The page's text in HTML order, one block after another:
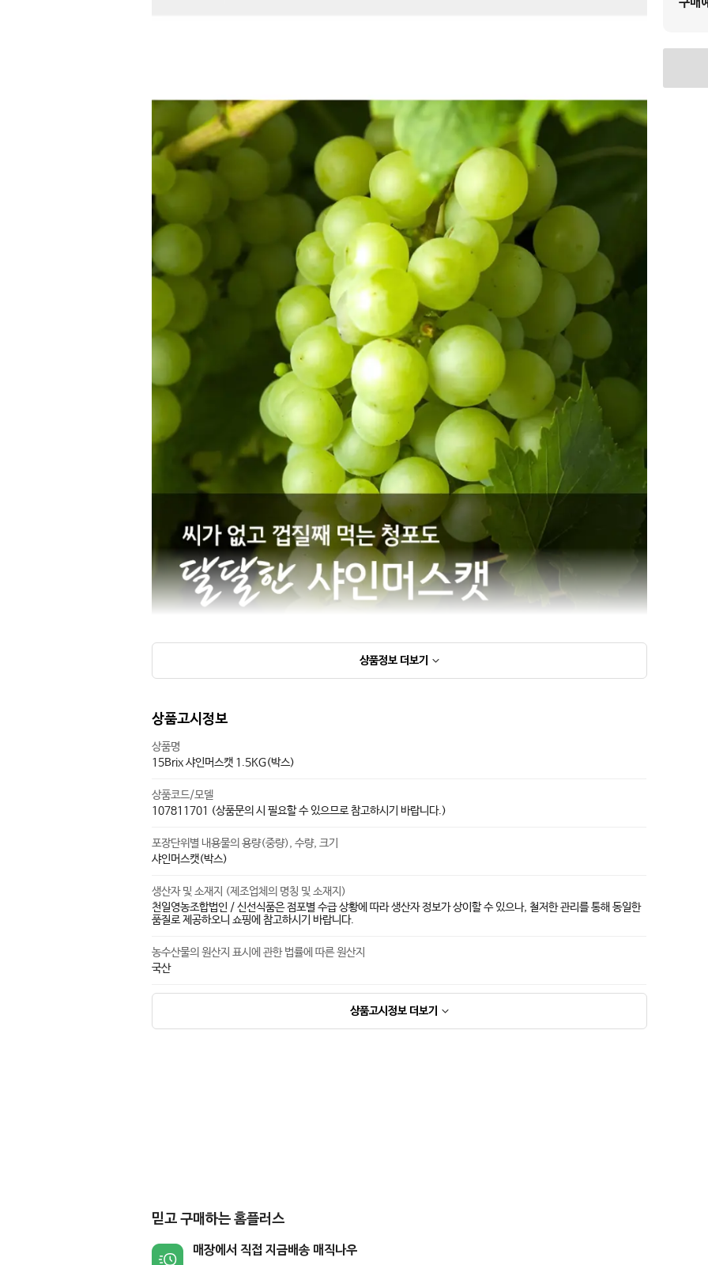
상품정보 더보기
상품고시정보
상품명
15Brix 샤인머스캣 1.5KG(박스)
상품코드/모델
107811701 (상품문의 시 필요할 수 있으므로 참고하시기 바랍니다.)
포장단위별 내용물의 용량(중량), 수량, 크기
샤인머스캣(박스)
생산자 및 소재지 (제조업체의 명칭 및 소재지)
천일영농조합법인 / 신선식품은 점포별 수급 상황에 따라 생산자 정보가 상이할 수 있으나, 철저한 관리를 통해 동일한
품질로 제공하오니 쇼핑에 참고하시기 바랍니다.
농수산물의 원산지 표시에 관한 법률에 따른 원산지
국산
상품고시정보 더보기
믿고 구매하는 홈플러스
매장에서 직접 지금배송 매직나우
구매